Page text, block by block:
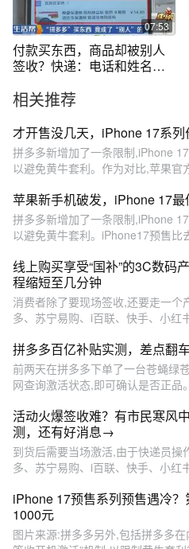
07:53
付款买东西，商品却被别人
签收？快递：电话和姓名都
相关推荐
才开售没几天，iPhone 17系列
拼多多新增加了一条限制,iPhone
以避免黄牛套利。作为对比,苹果官
苹果新手机破发，iPhone 17
拼多多新增加了一条限制,iPhone
以避免黄牛套利。iPhone17预售比
线上购买享受“国补”的3C数码
程缩短至几分钟
消费者除了要现场签收,还要走一个
多、苏宁易购、i百联、快手、小红
拼多多百亿补贴实测，差点翻车
前两天在拼多多下单了一台苍蝇绿
网查询激活状态,即可确认是否正品
活动火爆签收难？有市民寒风
测，还有好消息→
到货后需要当场激活,由于快递员操
多、苏宁易购、i百联、快手、小红
iPhone 17预售系列预售遇冷
1000元
图片来源:拼多多另外,包括拼多多